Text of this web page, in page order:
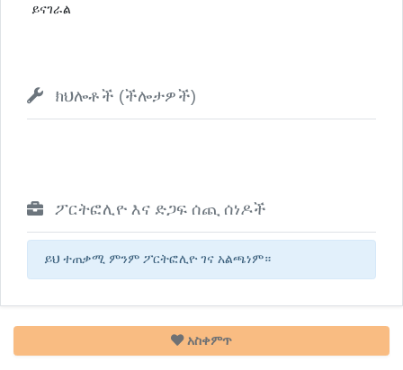
ይናገራል
ክህሎቶች (ችሎታዎች)
ፖርትፎሊዮ እና ድጋፍ ሰጪ ሰነዶች
ይህ ተጠቃሚ ምንም ፖርትፎሊዮ ገና አልጫነም።
አስቀምጥ